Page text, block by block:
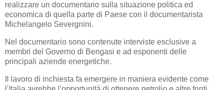
realizzare un documentario sulla situazione politica ed
economica di quella parte di Paese con il documentarista
Michelangelo Severgnini.
Nel documentario sono contenute interviste esclusive a
membri del Governo di Bengasi e ad esponenti delle
principali aziende energetiche.
Il lavoro di inchiesta fa emergere in maniera evidente come